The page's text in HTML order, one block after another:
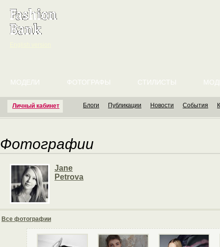
Личный кабинет
МОДЕЛИ ФОТОГРАФЫ СТИЛИСТЫ
Блоги Публикации Новости События
Фотографии
Jane
Petrova
Все фотографии